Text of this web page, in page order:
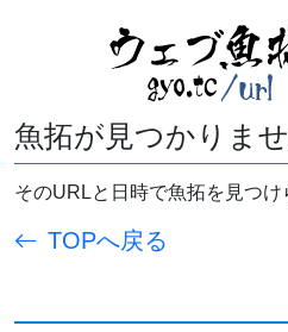
魚拓が見つかりませ
そのURLと日時で魚拓を見つけ
TOPへ戻る